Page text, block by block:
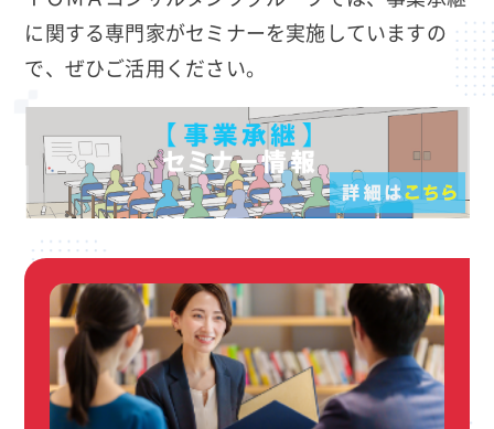
に関する専門家がセミナーを実施していますの
で、ぜひご活用ください。